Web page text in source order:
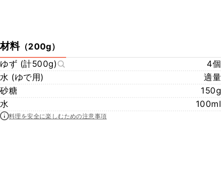
材料（200g）
ゆず (計500g)
4個
水 (ゆで用)
適量
砂糖
150g
水
100ml
料理を安全に楽しむための注意事項